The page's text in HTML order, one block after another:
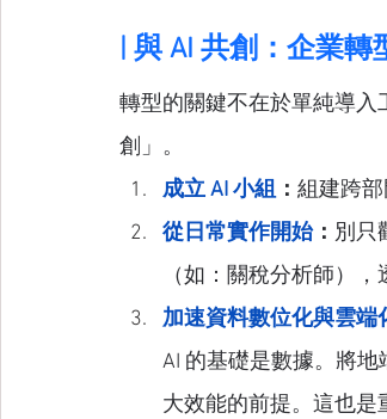
| 與 AI 共創：企業轉
轉型的關鍵不在於單純導
創」。
成立 AI 小組： 組建跨
從日常實作開始： 別只
（如：關稅分析師），
加速資料數位化與雲端
AI 的基礎是數據。將地
大效能的前提。這也是